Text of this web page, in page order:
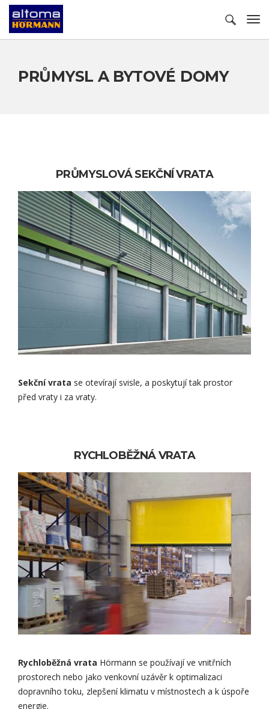
PRŮMYSL A BYTOVÉ DOMY
PRŮMYSLOVÁ SEKČNÍ VRATA
Sekční vrata se otevírají svisle, a poskytují tak prostor
před vraty i za vraty.
RYCHLOBĚŽNÁ VRATA
Rychloběžná vrata Hörmann se používají ve vnitřních
prostorech nebo jako venkovní uzávěr k optimalizaci
dopravního toku, zlepšení klimatu v místnostech a k úspoře
energie.